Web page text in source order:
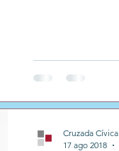
Cruzada Cívica
17 ago 2018